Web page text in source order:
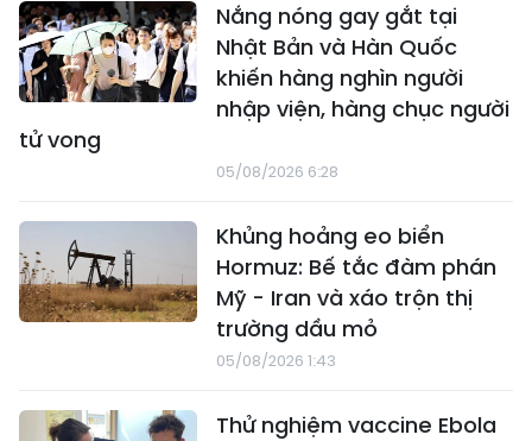
Nắng nóng gay gắt tại
Nhật Bản và Hàn Quốc
khiến hàng nghìn người
nhập viện, hàng chục người
tử vong
05/08/2026 6:28
Khủng hoảng eo biển
Hormuz: Bế tắc đàm phán
Mỹ - Iran và xáo trộn thị
trường dầu mỏ
05/08/2026 1:43
Thử nghiệm vaccine Ebola